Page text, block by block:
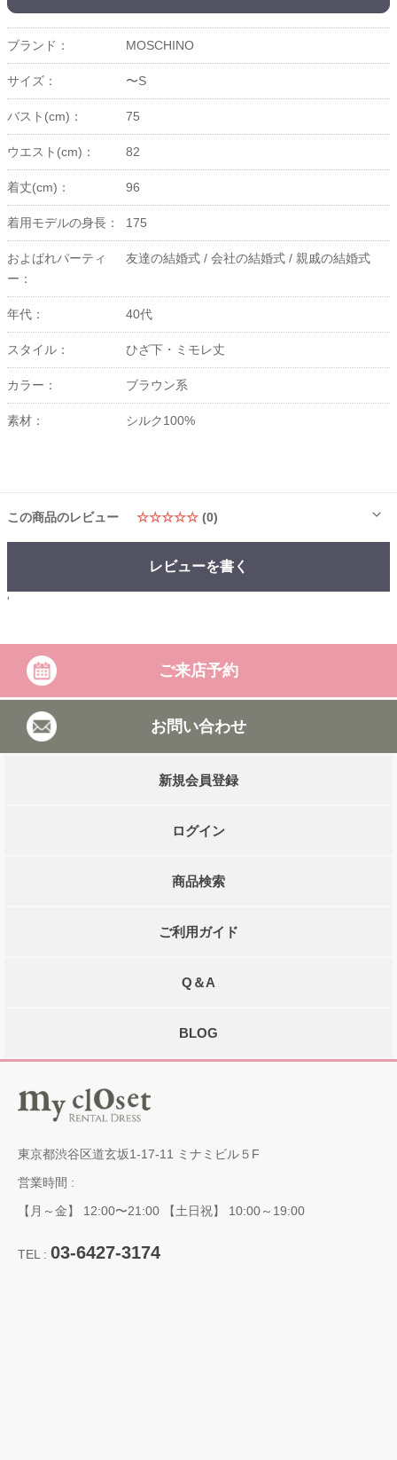
ブランド： MOSCHINO
サイズ： 〜S
バスト(cm)： 75
ウエスト(cm)： 82
着丈(cm)： 96
着用モデルの身長： 175
およばれパーティ
ー：
友達の結婚式 / 会社の結婚式 / 親戚の結婚式
年代： 40代
スタイル： ひざ下・ミモレ丈
カラー： ブラウン系
素材： シルク100%
この商品のレビュー ☆☆☆☆☆ (0)
レビューを書く
'
ご来店予約
お問い合わせ
新規会員登録
ログイン
商品検索
ご利用ガイド
Q＆A
BLOG
東京都渋谷区道玄坂1-17-11 ミナミビル５F
営業時間 :
【月～金】 12:00〜21:00 【土日祝】 10:00～19:00
TEL : 03-6427-3174